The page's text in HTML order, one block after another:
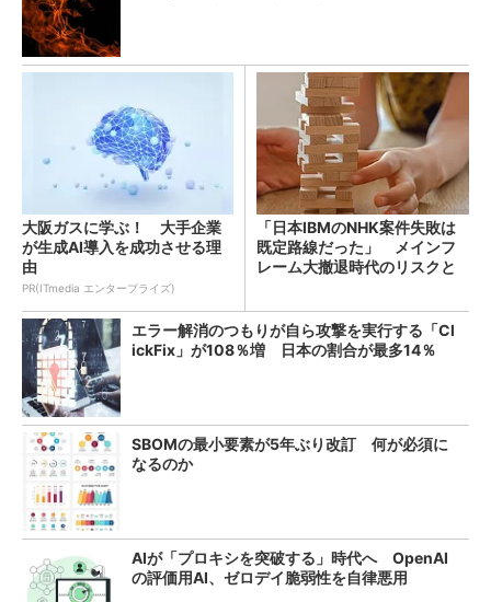
大阪ガスに学ぶ！ 大手企業
が生成AI導入を成功させる理
由
PR(ITmedia エンタープライズ)
「日本IBMのNHK案件失敗は
既定路線だった」 メインフ
レーム大撤退時代のリスクと
エラー解消のつもりが自ら攻撃を実行する「Cl
ickFix」が108％増 日本の割合が最多14％
SBOMの最小要素が5年ぶり改訂 何が必須に
なるのか
AIが「プロキシを突破する」時代へ OpenAI
の評価用AI、ゼロデイ脆弱性を自律悪用